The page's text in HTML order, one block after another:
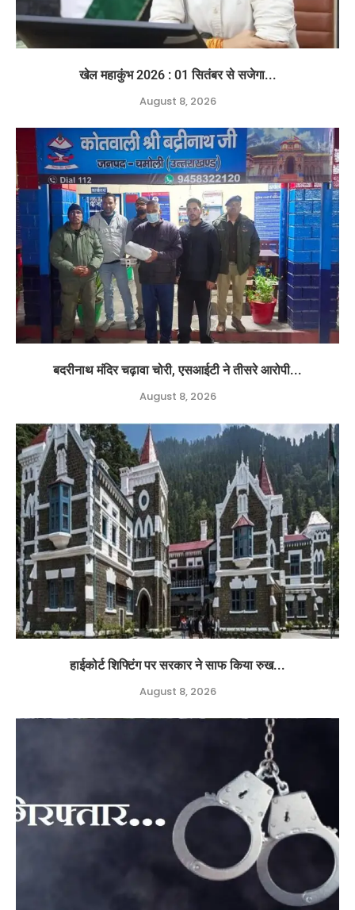
खेल महाकुंभ 2026 : 01 सितंबर से सजेगा...
August 8, 2026
बदरीनाथ मंदिर चढ़ावा चोरी, एसआईटी ने तीसरे आरोपी...
August 8, 2026
हाईकोर्ट शिफ्टिंग पर सरकार ने साफ किया रुख...
August 8, 2026